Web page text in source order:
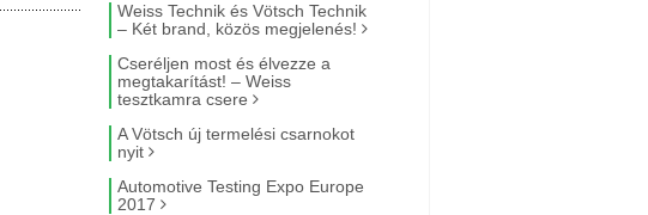
Weiss Technik és Vötsch Technik
– Két brand, közös megjelenés!
Cseréljen most és élvezze a
megtakarítást! – Weiss
tesztkamra csere
A Vötsch új termelési csarnokot
nyit
Automotive Testing Expo Europe
2017